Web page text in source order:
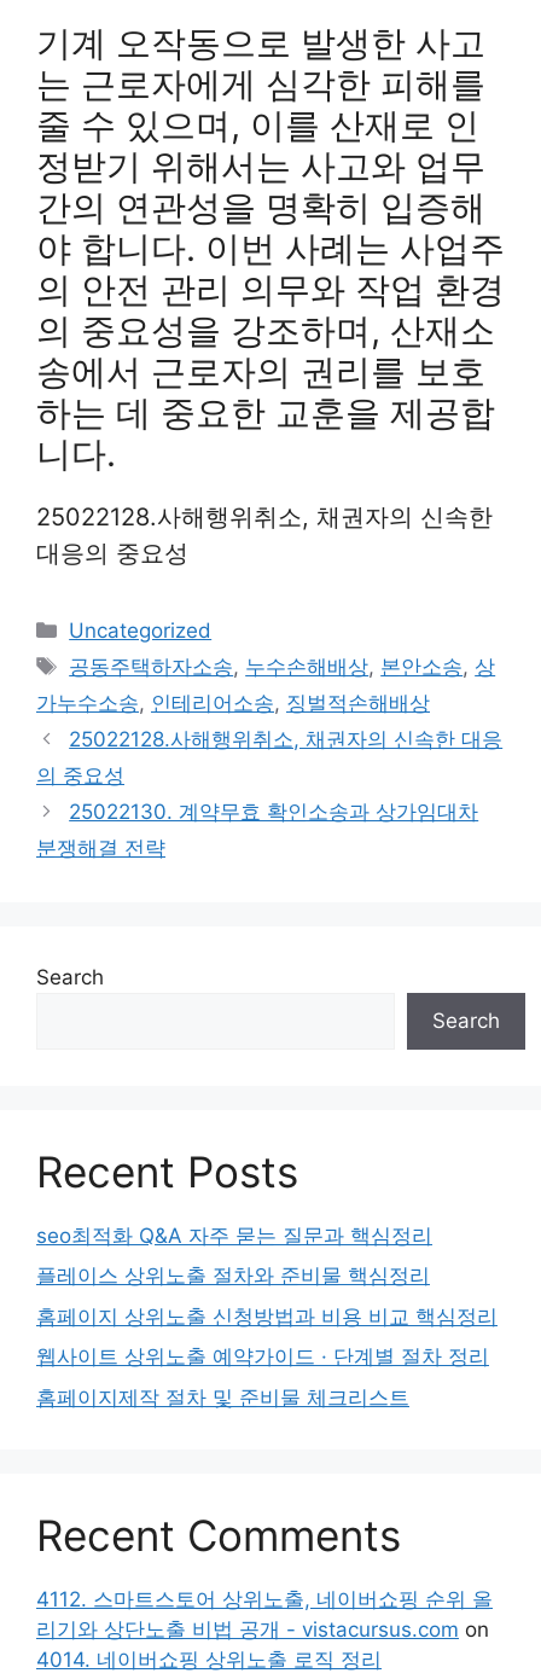
기계 오작동으로 발생한 사고
는 근로자에게 심각한 피해를
줄 수 있으며, 이를 산재로 인
정받기 위해서는 사고와 업무
간의 연관성을 명확히 입증해
야 합니다. 이번 사례는 사업주
의 안전 관리 의무와 작업 환경
의 중요성을 강조하며, 산재소
송에서 근로자의 권리를 보호
하는 데 중요한 교훈을 제공합
니다.
25022128.사해행위취소, 채권자의 신속한
대응의 중요성
Categories
Uncategorized
Tags
공동주택하자소송, 누수손해배상, 본안소송, 상
가누수소송, 인테리어소송, 징벌적손해배상
25022128.사해행위취소, 채권자의 신속한 대응
의 중요성
25022130. 계약무효 확인소송과 상가임대차
분쟁해결 전략
Search
Search
Recent Posts
seo최적화 Q&A 자주 묻는 질문과 핵심정리
플레이스 상위노출 절차와 준비물 핵심정리
홈페이지 상위노출 신청방법과 비용 비교 핵심정리
웹사이트 상위노출 예약가이드 · 단계별 절차 정리
홈페이지제작 절차 및 준비물 체크리스트
Recent Comments
4112. 스마트스토어 상위노출, 네이버쇼핑 순위 올
리기와 상단노출 비법 공개 - vistacursus.com on
4014. 네이버쇼핑 상위노출 로직 정리